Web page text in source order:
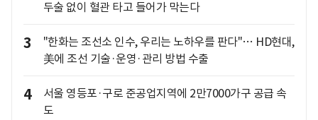
두술 없이 혈관 타고 들어가 막는다
3
"한화는 조선소 인수, 우리는 노하우를 판다"… HD현대,
美에 조선 기술·운영·관리 방법 수출
4
서울 영등포·구로 준공업지역에 2만7000가구 공급 속
도